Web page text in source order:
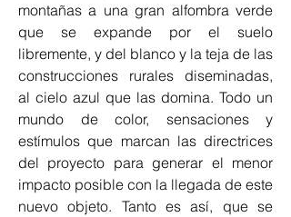
montañas a una gran alfombra verde
que se expande por el suelo
libremente, y del blanco y la teja de las
construcciones rurales diseminadas,
al cielo azul que las domina. Todo un
mundo de color, sensaciones y
estímulos que marcan las directrices
del proyecto para generar el menor
impacto posible con la llegada de este
nuevo objeto. Tanto es así, que se